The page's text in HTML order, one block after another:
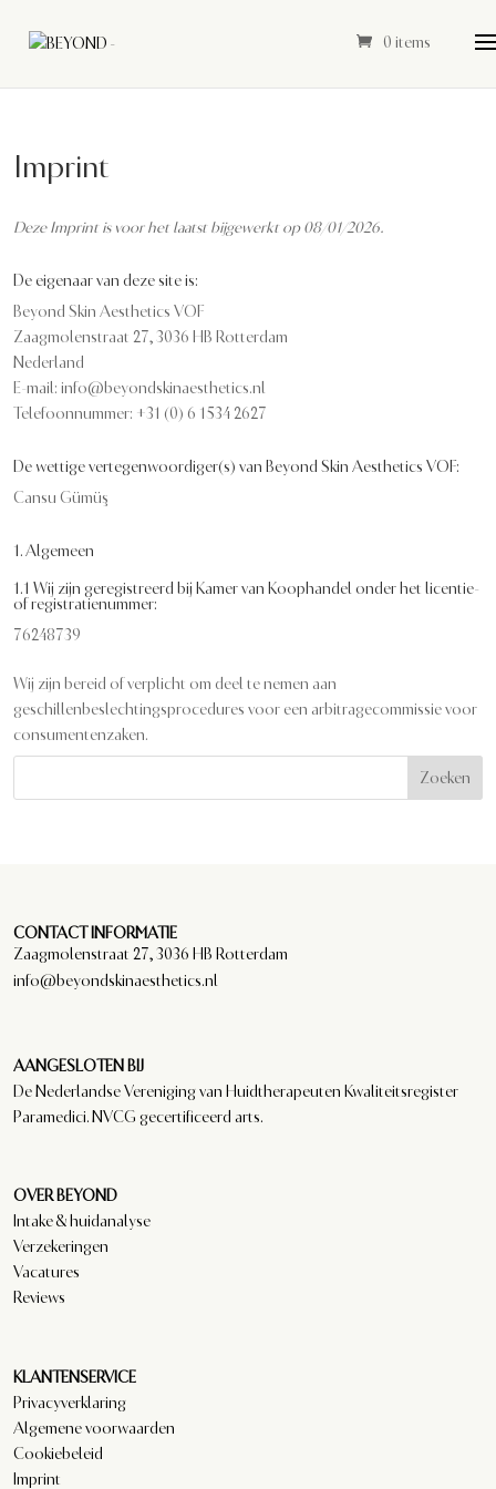
0 items
Imprint
Deze Imprint is voor het laatst bijgewerkt op 08/01/2026.
De eigenaar van deze site is:
Beyond Skin Aesthetics VOF
Zaagmolenstraat 27, 3036 HB Rotterdam
Nederland
E-mail: info@beyondskinaesthetics.nl
Telefoonnummer: +31 (0) 6 1534 2627
De wettige vertegenwoordiger(s) van Beyond Skin Aesthetics VOF:
Cansu Gümüş
1. Algemeen
1.1 Wij zijn geregistreerd bij Kamer van Koophandel onder het licentie-
of registratienummer:
76248739
Wij zijn bereid of verplicht om deel te nemen aan
geschillenbeslechtingsprocedures voor een arbitragecommissie voor
consumentenzaken.
Zoeken
CONTACT INFORMATIE
Zaagmolenstraat 27, 3036 HB Rotterdam
info@beyondskinaesthetics.nl
AANGESLOTEN BIJ
De Nederlandse Vereniging van Huidtherapeuten Kwaliteitsregister
Paramedici. NVCG gecertificeerd arts.
OVER BEYOND
Intake & huidanalyse
Verzekeringen
Vacatures
Reviews
KLANTENSERVICE
Privacyverklaring
Algemene voorwaarden
Cookiebeleid
Imprint